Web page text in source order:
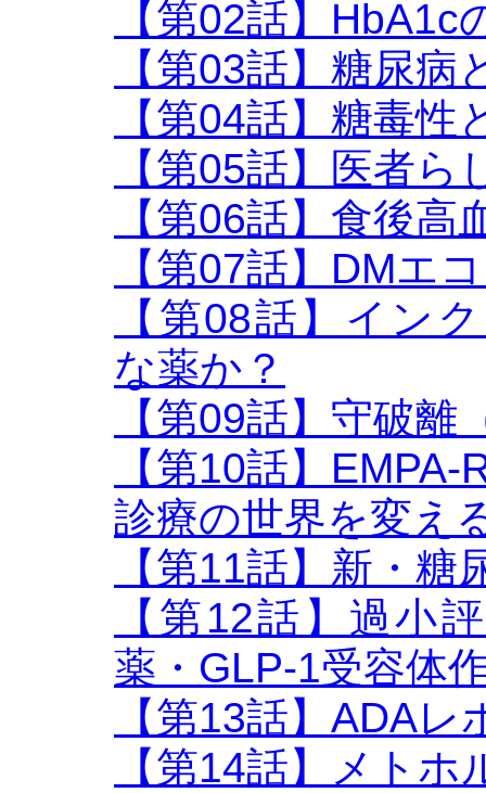
【第02話】HbA1c
【第03話】糖尿病
【第04話】糖毒
【第05話】医者
【第06話】食後高
【第07話】DMエ
【第08話】イン
な薬か？
【第09話】守破
【第10話】
診療の世界を変え
【第11話】新・糖
【第12話】過小
薬・GLP-1受容体
【第13話】ADAレ
【第14話】メトホ